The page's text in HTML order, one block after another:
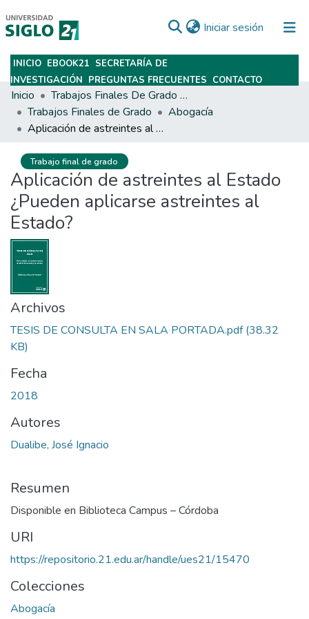
Iniciar sesión (current)
Subir
INICIO EBOOK21 SECRETARÍA DE
INVESTIGACIÓN PREGUNTAS FRECUENTES CONTACTO
Inicio
Trabajos Finales De Grado Y Posgrado
Trabajos Finales de Grado
Abogacía
Aplicación de astreintes al Estado ¿Pueden aplicarse astreintes al Estado?
Trabajo final de grado
Aplicación de astreintes al Estado
¿Pueden aplicarse astreintes al
Estado?
Archivos
TESIS DE CONSULTA EN SALA PORTADA.pdf(38.32
KB)
Fecha
2018
Autores
Dualibe, José Ignacio
Resumen
Disponible en Biblioteca Campus – Córdoba
URI
https://repositorio.21.edu.ar/handle/ues21/15470
Colecciones
Abogacía